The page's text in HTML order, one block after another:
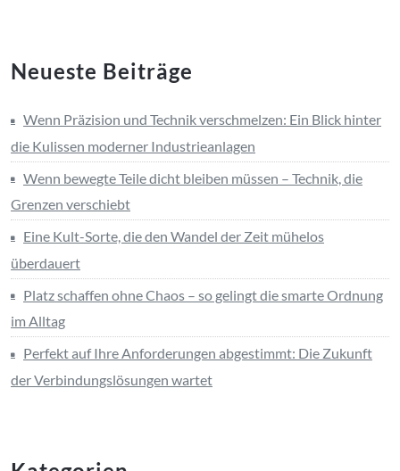
Neueste Beiträge
Wenn Präzision und Technik verschmelzen: Ein Blick hinter
die Kulissen moderner Industrieanlagen
Wenn bewegte Teile dicht bleiben müssen – Technik, die
Grenzen verschiebt
Eine Kult-Sorte, die den Wandel der Zeit mühelos
überdauert
Platz schaffen ohne Chaos – so gelingt die smarte Ordnung
im Alltag
Perfekt auf Ihre Anforderungen abgestimmt: Die Zukunft
der Verbindungslösungen wartet